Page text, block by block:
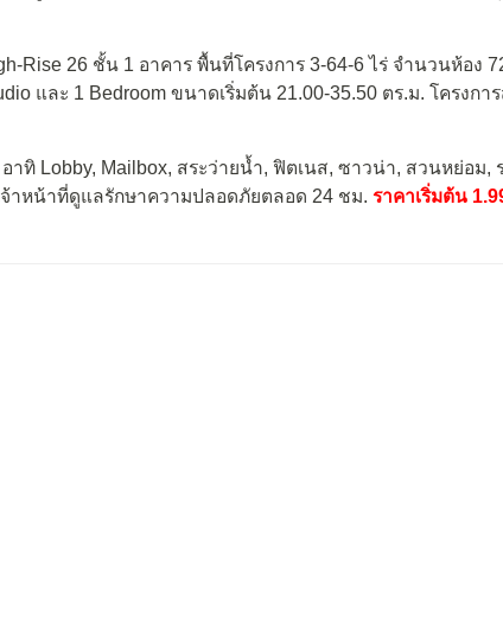
Rise 26 ชั้น 1 อาคาร พื้นที่โครงการ 3-64-6 ไร่ จำนวนห้อง
และ 1 Bedroom ขนาดเริ่มต้น 21.00-35.50 ตร.ม. โครงการ
อาทิ Lobby, Mailbox, สระว่ายน้ำ, ฟิตเนส, ซาวน่า, สวนหย่อม,
จ้าหน้าที่ดูแลรักษาความปลอดภัยตลอด 24 ชม. ราคาเริ่มต้น